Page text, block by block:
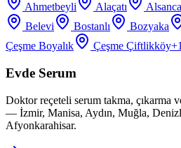
Ahmetbeyli Alaçatı
Belevi
Bostanlı Bozyaka
Çeşme Boyalık
Çeşme Çiftlikköy+
Evde Serum
Doktor reçeteli serum takma, çıkarma
— İzmir, Manisa, Aydın, Muğla,
Afyonkarahisar.